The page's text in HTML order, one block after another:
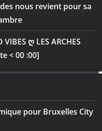
nous revient pour sa
ღ LES ARCHES
< 00 :00]
pour Bruxelles City